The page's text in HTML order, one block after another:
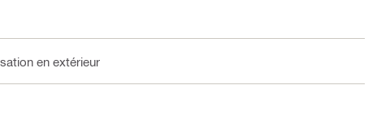
en extérieur